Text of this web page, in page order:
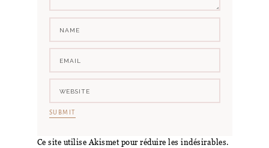
Ce site utilise Akismet pour réduire les indésirables.